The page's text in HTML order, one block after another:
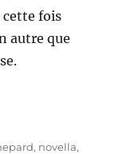
cette fois
autre que
, novella,